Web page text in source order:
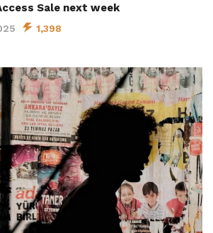
Sale next week
1,398